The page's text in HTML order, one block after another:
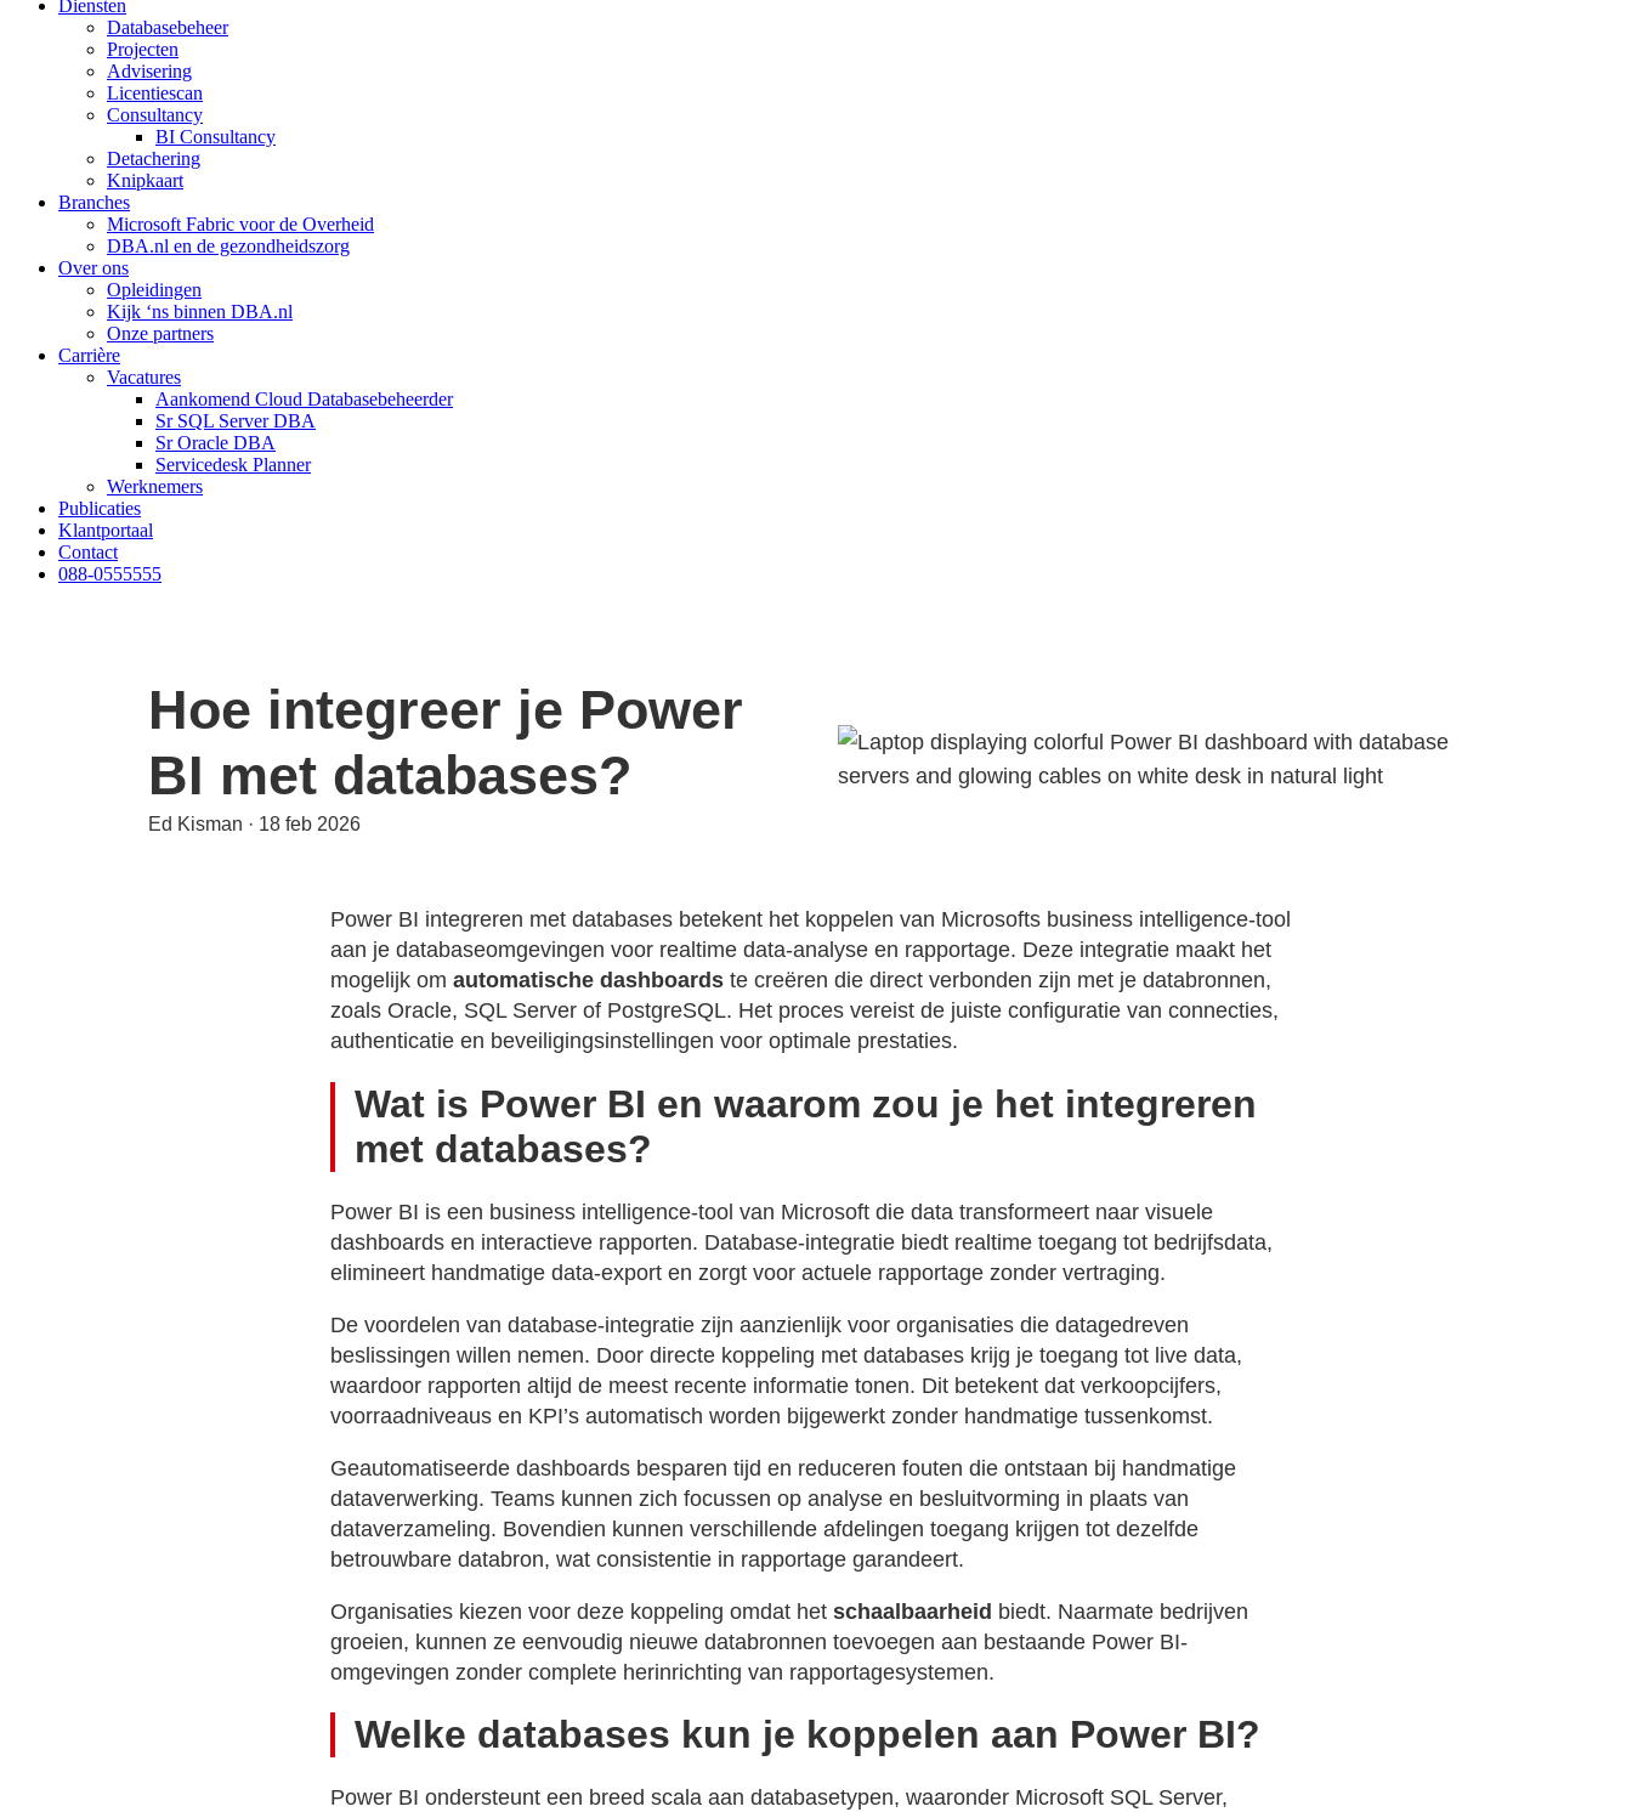
Diensten
Databasebeheer
Projecten
Advisering
Licentiescan
Consultancy
BI Consultancy
Detachering
Knipkaart
Branches
Microsoft Fabric voor de Overheid
DBA.nl en de gezondheidszorg
Over ons
Opleidingen
Kijk ‘ns binnen DBA.nl
Onze partners
Carrière
Vacatures
Aankomend Cloud Databasebeheerder
Sr SQL Server DBA
Sr Oracle DBA
Servicedesk Planner
Werknemers
Publicaties
Klantportaal
Contact
088-0555555
Hoe integreer je Power
BI met databases?
Ed Kisman · 18 feb 2026
Power BI integreren met databases betekent het koppelen van Microsofts business intelligence-tool
aan je databaseomgevingen voor realtime data-analyse en rapportage. Deze integratie maakt het
mogelijk om automatische dashboards te creëren die direct verbonden zijn met je databronnen,
zoals Oracle, SQL Server of PostgreSQL. Het proces vereist de juiste configuratie van connecties,
authenticatie en beveiligingsinstellingen voor optimale prestaties.
Wat is Power BI en waarom zou je het integreren
met databases?
Power BI is een business intelligence-tool van Microsoft die data transformeert naar visuele
dashboards en interactieve rapporten. Database-integratie biedt realtime toegang tot bedrijfsdata,
elimineert handmatige data-export en zorgt voor actuele rapportage zonder vertraging.
De voordelen van database-integratie zijn aanzienlijk voor organisaties die datagedreven
beslissingen willen nemen. Door directe koppeling met databases krijg je toegang tot live data,
waardoor rapporten altijd de meest recente informatie tonen. Dit betekent dat verkoopcijfers,
voorraadniveaus en KPI’s automatisch worden bijgewerkt zonder handmatige tussenkomst.
Geautomatiseerde dashboards besparen tijd en reduceren fouten die ontstaan bij handmatige
dataverwerking. Teams kunnen zich focussen op analyse en besluitvorming in plaats van
dataverzameling. Bovendien kunnen verschillende afdelingen toegang krijgen tot dezelfde
betrouwbare databron, wat consistentie in rapportage garandeert.
Organisaties kiezen voor deze koppeling omdat het schaalbaarheid biedt. Naarmate bedrijven
groeien, kunnen ze eenvoudig nieuwe databronnen toevoegen aan bestaande Power BI-
omgevingen zonder complete herinrichting van rapportagesystemen.
Welke databases kun je koppelen aan Power BI?
Power BI ondersteunt een breed scala aan databasetypen, waaronder Microsoft SQL Server,